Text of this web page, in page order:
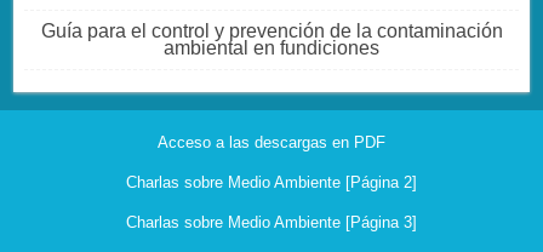
Guía para el control y prevención de la contaminación
ambiental en fundiciones
Acceso a las descargas en PDF
Charlas sobre Medio Ambiente [Página 2]
Charlas sobre Medio Ambiente [Página 3]